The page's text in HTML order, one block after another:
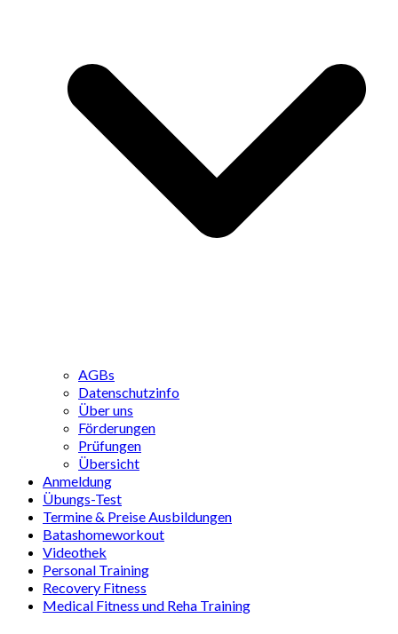
AGBs
Datenschutzinfo
Über uns
Förderungen
Prüfungen
Übersicht
Anmeldung
Übungs-Test
Termine & Preise Ausbildungen
Batashomeworkout
Videothek
Personal Training
Recovery Fitness
Medical Fitness und Reha Training